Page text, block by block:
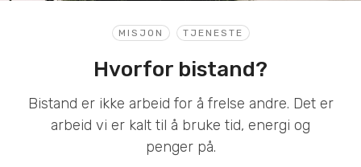
MISJON TJENESTE
Hvorfor bistand?
Bistand er ikke arbeid for å frelse andre. Det er
arbeid vi er kalt til å bruke tid, energi og
penger på.